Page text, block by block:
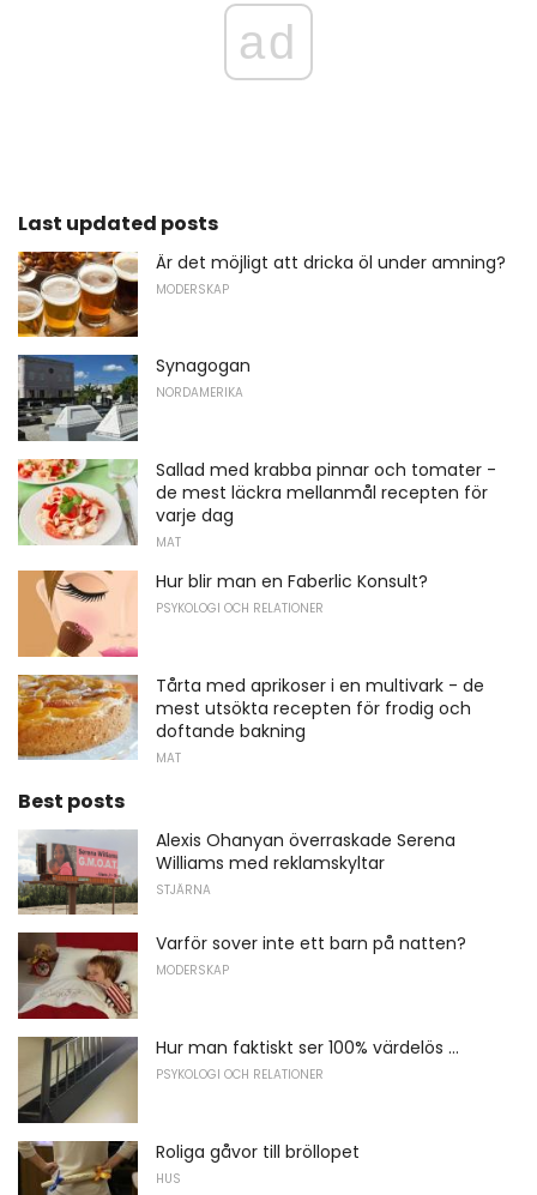
ad
Last updated posts
Är det möjligt att dricka öl under amning?
MODERSKAP
Synagogan
NORDAMERIKA
Sallad med krabba pinnar och tomater -
de mest läckra mellanmål recepten för
varje dag
MAT
Hur blir man en Faberlic Konsult?
PSYKOLOGI OCH RELATIONER
Tårta med aprikoser i en multivark - de
mest utsökta recepten för frodig och
doftande bakning
MAT
Best posts
Alexis Ohanyan överraskade Serena
Williams med reklamskyltar
STJÄRNA
Varför sover inte ett barn på natten?
MODERSKAP
Hur man faktiskt ser 100% värdelös ...
PSYKOLOGI OCH RELATIONER
Roliga gåvor till bröllopet
HUS